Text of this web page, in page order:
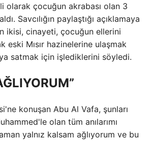
olarak çocuğun akrabası olan 3
Savcılığın paylaştığı açıklamaya
ikisi, cinayeti, çocuğun ellerini
eski Mısır hazinelerine ulaşmak
satmak için işlediklerini söyledi.
konuşan Abu Al Vafa, şunları
olan tüm anılarımı
yalnız kalsam ağlıyorum ve bu